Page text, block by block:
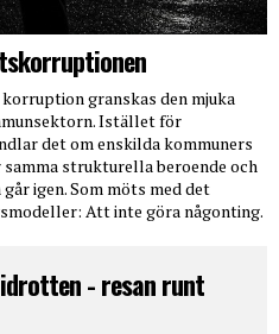
granskas den mjuka
Istället för
det om enskilda kommuners
strukturella beroende och
igen. Som möts med det
Att inte göra någonting.
- resan runt